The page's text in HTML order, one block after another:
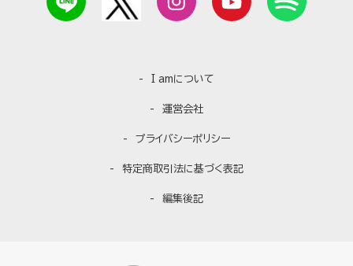
I amについて
運営会社
プライバシーポリシー
特定商取引法に基づく表記
編集後記